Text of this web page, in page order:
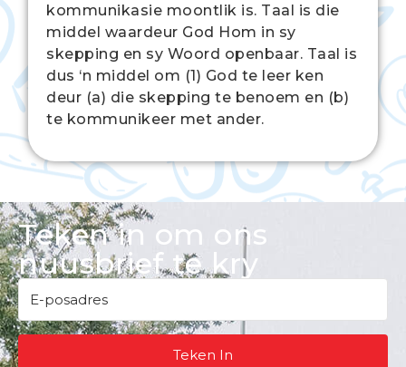
kommunikasie moontlik is. Taal is die
middel waardeur God Hom in sy
skepping en sy Woord openbaar. Taal is
dus ‘n middel om (1) God te leer ken
deur (a) die skepping te benoem en (b)
te kommunikeer met ander.
Teken in om ons
nuusbrief te kry
Teken In